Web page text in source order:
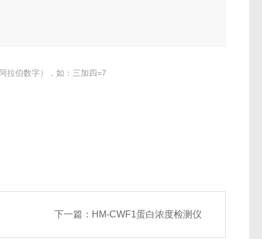
拉伯数字），如：三加四=7
下一篇： HM-CWF1蛋白浓度检测仪